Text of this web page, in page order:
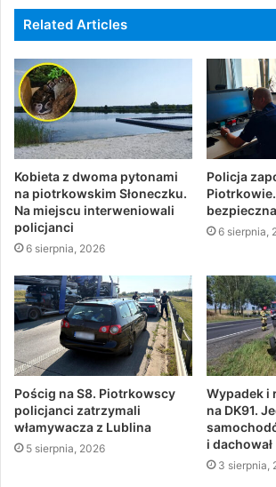
Related Articles
Kobieta z dwoma pytonami
na piotrkowskim Słoneczku.
Na miejscu interweniowali
policjanci
6 sierpnia, 2026
Policja
bezpieczna
6 sierpnia,
Pościg na S8. Piotrkowscy
policjanci zatrzymali
włamywacza z Lublina
5 sierpnia, 2026
Wypadek i
na DK91.
i dachował
3 sierpnia,